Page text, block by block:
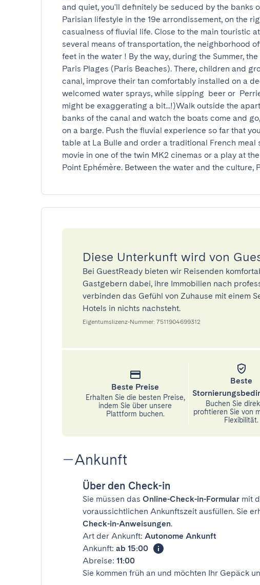
and quiet, you'll definitely be seduced by the banks
Parisian lifestyle in the 19e arrondissement, on the
casualness of fluvial life. Close to the main touristic
several means of transportation, the neighborhood
feet in the water ! By the way, during the Summer,
Paris Plages (Paris Beaches). There, children and
canal, improve their tan comfortably installed on a
welcomed water sprays, while sipping  beer or
might be exaggerating a bit...!)Walk outside the
banks of the canal and watch the boats come and
on a barge. Push the fluvial experience so far that
table at La Bulle and order a traditional French
movie in one of the twin MK2 cinemas or a play at
Point Ephémère. Between the water and the culture,
Diese Unterkunft wird von
Bei GuestReady bieten wir Reisenden
Gastgebern dabei, ihre Immobilien nach
verbinden das Gefühl von Zuhause mit einem
Hotels in nichts nachsteht.
Eigentumslizenz-Nummer: 7511904699312
Beste Preise
Erhalten Sie die besten Preise,
indem Sie über unsere
Plattform buchen.
Beste
Buchen Sie
profitieren Sie von
Flexibilität.
Ankunft
Über den Check-in
Sie müssen das Online-Check-in-Formular mit
voraussichtlichen Ankunftszeit ausfüllen. Sie
Check-in-Anweisungen.
Art der Ankunft: Autonome Ankunft
Ankunft: ab 15:00
Abreise: 11:00
Sie kommen früh an und möchten Ihr Gepäck